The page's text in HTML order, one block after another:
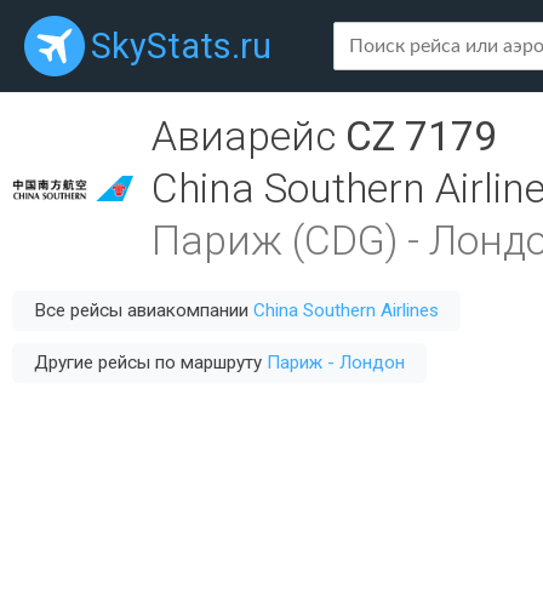
SkyStats.ru
Авиарейс CZ 7179
China Southern
Париж (CDG) -
Все рейсы авиакомпании China Southern Airlines
Другие рейсы по маршруту Париж - Лондон